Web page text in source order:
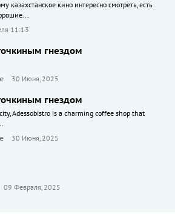
казахстанское кино интересно смотреть, есть
11:13
гнездом
30 Июня, 2025
гнездом
Adessobistro is a charming coffee shop that
30 Июня, 2025
09 Февраля, 2025